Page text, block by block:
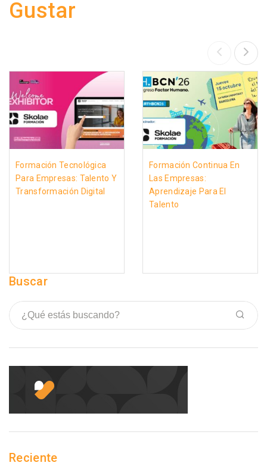
Gustar
Formación Tecnológica
Para Empresas: Talento Y
Transformación Digital
Formación Continua En
Las Empresas:
Aprendizaje Para El
Talento
Buscar
Reciente